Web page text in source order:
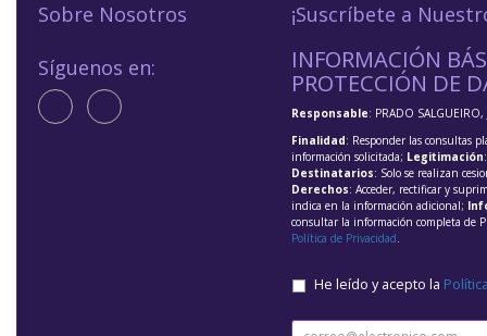
Sobre Nosotros
Síguenos en:
¡Suscríbete a
INFORMACIÓN
PROTECCIÓN DE
Responsable: PRADO SALGUEIRO,
Finalidad: Responder las consultas
información solicitada; Legitimación
Destinatarios: Solo se realizan
Derechos: Acceder, rectificar y
indica en la información adicional;
consultar la información completa de
Política de Privacidad.
He leído y acepto la